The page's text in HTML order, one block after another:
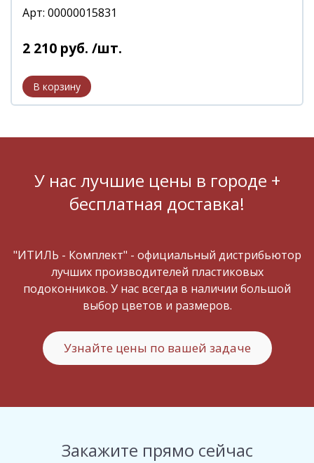
Арт: 00000015831
2 210 руб. /шт.
У нас лучшие цены в городе +
бесплатная доставка!
"ИТИЛЬ - Комплект" - официальный дистрибьютор
лучших производителей пластиковых
подоконников. У нас всегда в наличии большой
выбор цветов и размеров.
Узнайте цены по вашей задаче
Закажите прямо сейчас